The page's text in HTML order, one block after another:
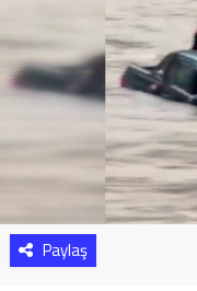
Paylaş
Sağlık
Yazarlar
Resmi İlan
Resmi Reklam